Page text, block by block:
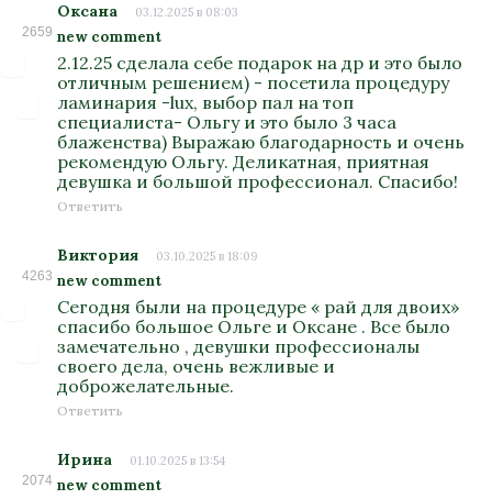
2659
Оксана 03.12.2025 в 08:03
new comment
2.12.25 сделала себе подарок на др и это было
отличным решением) - посетила процедуру
ламинария -lux, выбор пал на топ
специалиста- Ольгу и это было 3 часа
блаженства) Выражаю благодарность и очень
рекомендую Ольгу. Деликатная, приятная
девушка и большой профессионал. Спасибо!
Ответить
4263
Виктория 03.10.2025 в 18:09
new comment
Сегодня были на процедуре « рай для двоих»
спасибо большое Ольге и Оксане . Все было
замечательно , девушки профессионалы
своего дела, очень вежливые и
доброжелательные.
Ответить
2074
Ирина 01.10.2025 в 13:54
new comment